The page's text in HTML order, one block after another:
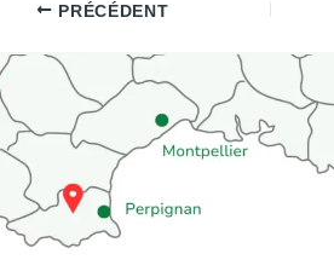
PRÉCÉDENT